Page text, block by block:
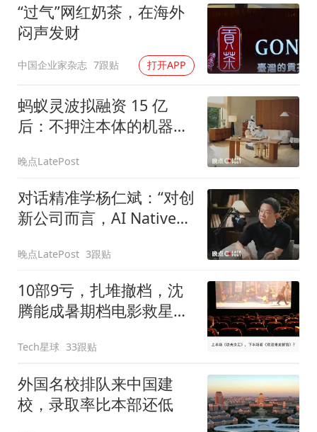
“过气”网红奶茶，在海外
闷声发财
中国企业家杂志 7跟贴 打开APP
蚂蚁灵波拟融资 15 亿
后：不押注本体的机器人
价？
晚点LatePost
对话精准学杨仁斌：“对创
新公司而言，AI Native
晚点LatePost 3跟贴
10部9亏，扎堆撤档，沈
腾能成暑期档电影救星
Tech星球 33跟贴
外国名校排队来中国建
校，录取率比本部还低